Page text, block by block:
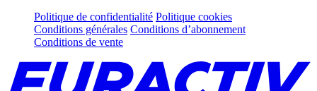
Politique de confidentialité Politique cookies
Conditions générales Conditions d’abonnement
Conditions de vente